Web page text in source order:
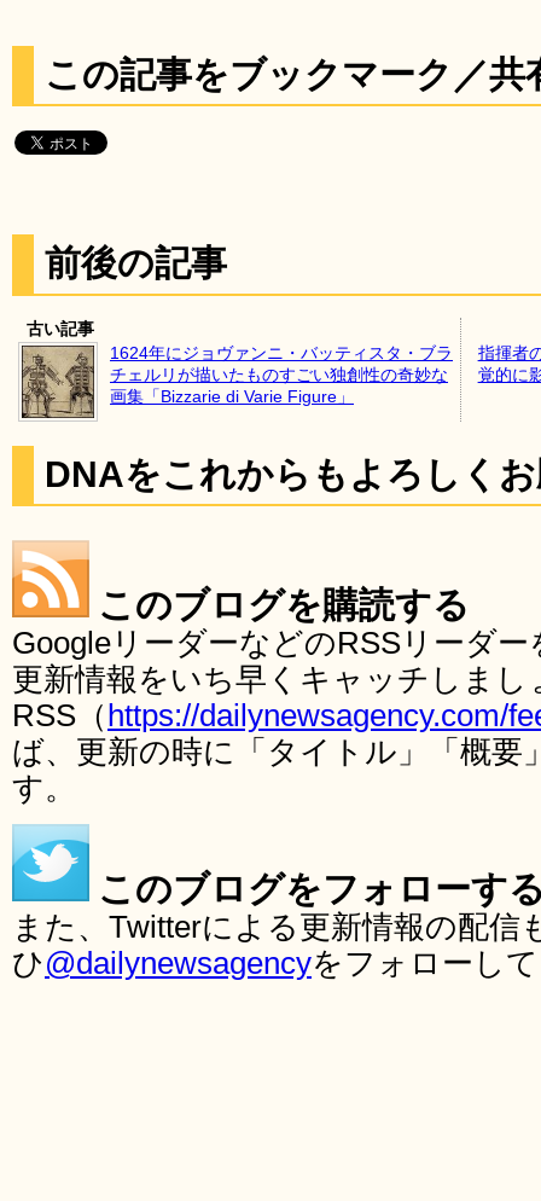
この記事をブックマーク／共
前後の記事
古い記事
1624年にジョヴァンニ・バッティスタ・ブラ
チェルリが描いたものすごい独創性の奇妙な
画集「Bizzarie di Varie Figure」
指揮者
覚的に
DNAをこれからもよろしく
このブログを購読する
GoogleリーダーなどのRSSリーダ
更新情報をいち早くキャッチしま
RSS（ https://dailynewsagency.com/
ば、更新の時に「タイトル」「概要
す。
このブログをフォローす
また、Twitterによる更新情報の配
ひ@dailynewsagencyをフォローし